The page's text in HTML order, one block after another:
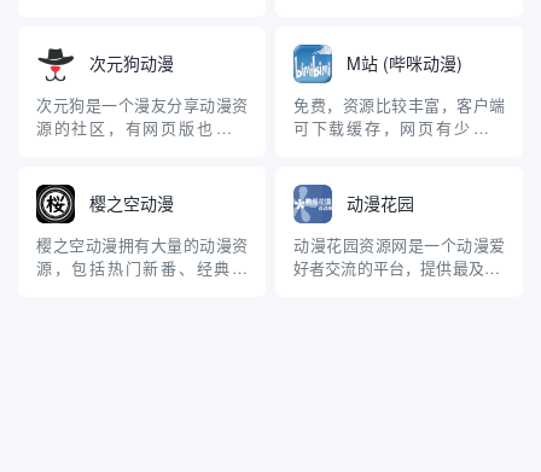
播放，但它的网站页面广告
多，不能离线下载。 猜你可能
喜欢，链接防走失！ 在线免费
看漫画网站推荐 – 支持资源下
通过搜索或浏览樱花动漫的资
源库来找到他们想要观看的动
漫，而且还提供了高清画质和
多语言字幕。 樱花动漫还提供
次元狗动漫
次元狗是一个漫友分享动漫资
源的社区，有网页版也支持
关于二次元的一切。在这里你
可以看到完整版的漫画资源，
超多不一样的精彩都是可以任
意选择的，分类齐全经典国漫
M站 (哔咪动漫)
免费，资源比较丰富，客户端
可下载缓存，网页有少量广
推荐！免费看动漫的网站 – 支
持在线观看和磁力下载 (最全
汇总 持续更新)
樱之空动漫
樱之空动漫拥有大量的动漫资
源，包括热门新番、经典老
动漫花园
动漫花园资源网是一个动漫爱
好者交流的平台，提供最及时,